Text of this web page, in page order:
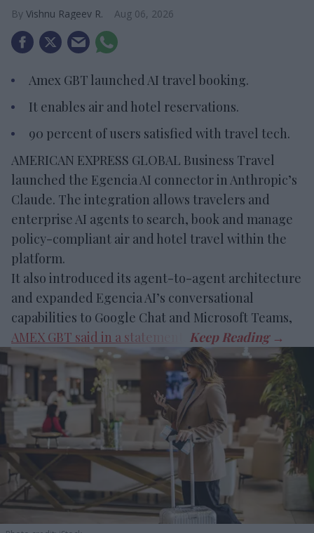
Vishnu Rageev R. Aug 06, 2026
Amex GBT launched AI travel booking.
It enables air and hotel reservations.
90 percent of users satisfied with travel tech.
AMERICAN EXPRESS GLOBAL Business Travel
launched the Egencia AI connector in Anthropic’s
Claude. The integration allows travelers and
enterprise AI agents to search, book and manage
policy-compliant air and hotel travel within the
platform.
It also introduced its agent-to-agent architecture
and expanded Egencia AI’s conversational
capabilities to Google Chat and Microsoft Teams,
AMEX GBT said in a statement